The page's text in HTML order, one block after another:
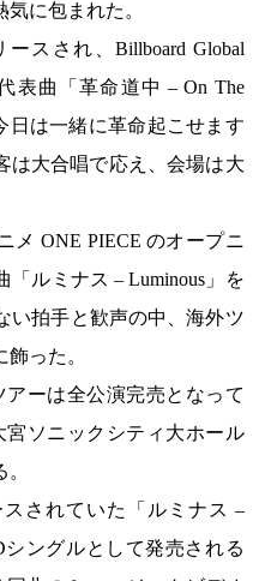
に包まれた。
スされ、Billboard Global
表曲「革命道中 – On The
日は一緒に革命起こせます
は大合唱で応え、会場は大
メ ONE PIECE のオープニ
ルミナス – Luminous」を
い拍手と歓声の中、海外ツ
った。
ーは全公演完売となって
宮ソニックシティ大ホール
されていた「ルミナス –
シングルとして発売される